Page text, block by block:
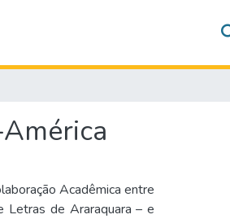
Acadêmica entre
Letras de Araraquara – e